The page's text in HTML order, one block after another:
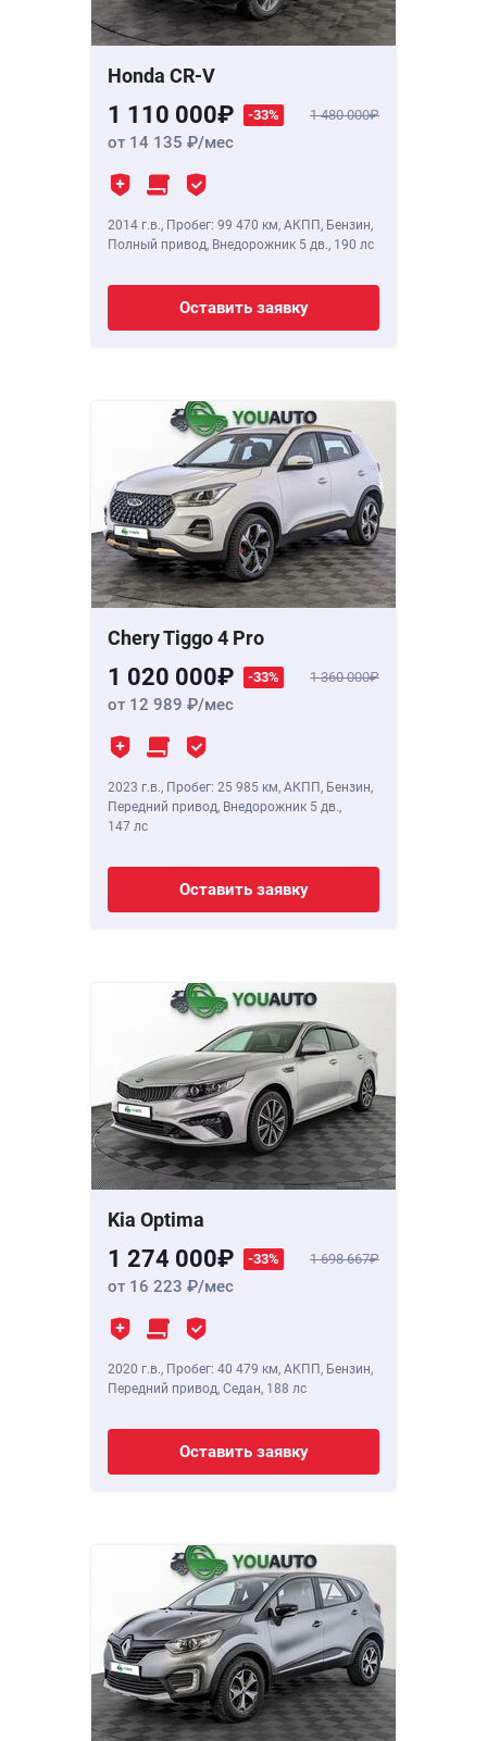
Honda CR-V
1 110 000 -33% 1 480 000
от 14 135 /мес
2014 г.в., Пробег: 99 470 км, АКПП, Бензин,
Полный привод, Внедорожник 5 дв., 190 лс
Оставить заявку
Chery Tiggo 4 Pro
1 020 000 -33% 1 360 000
от 12 989 /мес
2023 г.в., Пробег: 25 985 км, АКПП, Бензин,
Передний привод, Внедорожник 5 дв.,
147 лс
Оставить заявку
Kia Optima
1 274 000 -33% 1 698 667
от 16 223 /мес
2020 г.в., Пробег: 40 479 км, АКПП, Бензин,
Передний привод, Седан, 188 лс
Оставить заявку